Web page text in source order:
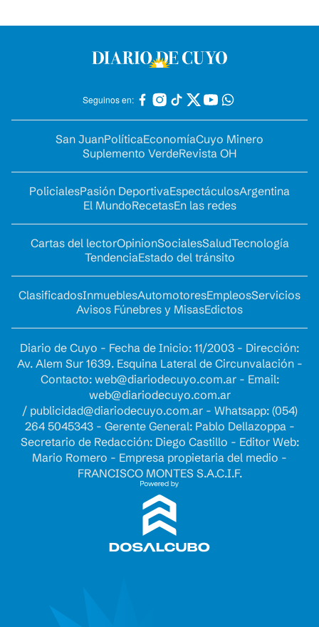
Seguinos en:
San JuanPolíticaEconomíaCuyo Minero
Suplemento VerdeRevista OH
PolicialesPasión DeportivaEspectáculosArgentina
El MundoRecetasEn las redes
Cartas del lectorOpinionSocialesSaludTecnología
TendenciaEstado del tránsito
ClasificadosInmueblesAutomotoresEmpleosServicios
Avisos Fúnebres y MisasEdictos
Diario de Cuyo - Fecha de Inicio: 11/2003 - Dirección:
Av. Alem Sur 1639. Esquina Lateral de Circunvalación -
Contacto: web@diariodecuyo.com.ar- Email:
web@diariodecuyo.com.ar
/ publicidad@diariodecuyo.com.ar- Whatsapp: (054)
264 5045343 - Gerente General: Pablo Dellazoppa -
Secretario de Redacción: Diego Castillo - Editor Web:
Mario Romero - Empresa propietaria del medio -
FRANCISCO MONTES S.A.C.I.F.